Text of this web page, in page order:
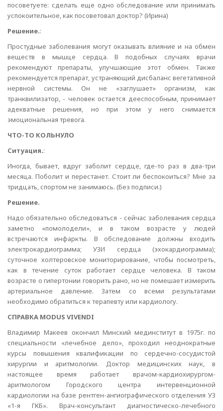
посоветуете: сделать еще одно обследование или принимать
успокоительное, как посоветовал доктор? (Ирина)
Решение.:
Простудные заболевания могут оказывать влияние и на обмен
веществ в мышце сердца. В подобных случаях врачи
рекомендуют препараты, улучшающие этот обмен. Также
рекомендуется препарат, устраняющий дисбаланс вегетативной
нервной системы. Он не «заглушает» организм, как
транквилизатор, - человек остается дееспособным, принимает
адекватные решения, но при этом у него снимается
эмоциональная тревога.
ЧТО-ТО КОЛЬНУЛО
Ситуация.:
Иногда, бывает, вдруг заболит сердце, где-то раз в два-три
месяца. Поболит и перестанет. Стоит ли беспокоиться? Мне за
тридцать, спортом не занимаюсь. (Без подписи.)
Решение.
Надо обязательно обследоваться - сейчас заболевания сердца
заметно «помолодели», и в таком возрасте у людей
встречаются инфаркты. В обследование должны входить
электрокардиограмма; УЗИ сердца (эхокардиограмма);
суточное холтеровское мониторирование, чтобы посмотреть,
как в течение суток работает сердце человека. В таком
возрасте о гипертонии говорить рано, но не помешает измерить
артериальное давление. Затем со всеми результатами
необходимо обратиться к терапевту или кардиологу.
СПРАВКА MODUS VIVENDI
Владимир Макеев окончил Минский мединститут в 1975г. по
специальности «лечебное дело», проходил неоднократные
курсы повышения квалификации по сердечно-сосудистой
хирургии и аритмологии. Доктор медицинских наук, в
настоящее время работает врачом-кардиохирургом-
аритмологом Городского центра интервенционной
кардиологии на базе рентген-ангиографического отделения УЗ
«1-я ГКБ». Врач-консультант диагностическо-лечебного